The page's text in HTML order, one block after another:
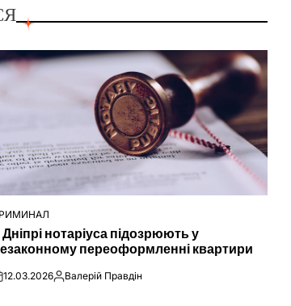
нотаріуса підозрюють у
переоформленні квартири
12.03.2026Опубліковано
Валерій Правдін